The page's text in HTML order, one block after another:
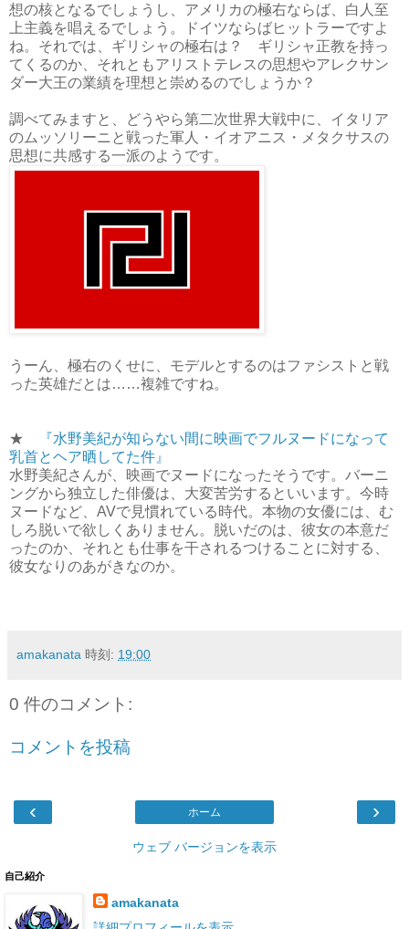
想の核となるでしょうし、アメリカの極右ならば、白人至
上主義を唱えるでしょう。ドイツならばヒットラーですよ
ね。それでは、ギリシャの極右は？ ギリシャ正教を持っ
てくるのか、それともアリストテレスの思想やアレクサン
ダー大王の業績を理想と崇めるのでしょうか？
調べてみますと、どうやら第二次世界大戦中に、イタリア
のムッソリーニと戦った軍人・イオアニス・メタクサスの
思想に共感する一派のようです。
うーん、極右のくせに、モデルとするのはファシストと戦
った英雄だとは……複雑ですね。
★
『水野美紀が知らない間に映画でフルヌードになって
乳首とヘア晒してた件』
水野美紀さんが、映画でヌードになったそうです。バーニ
ングから独立した俳優は、大変苦労するといいます。今時
ヌードなど、AVで見慣れている時代。本物の女優には、む
しろ脱いで欲しくありません。脱いだのは、彼女の本意だ
ったのか、それとも仕事を干されるつけることに対する、
彼女なりのあがきなのか。
amakanata 時刻: 19:00
0 件のコメント:
コメントを投稿
‹ ›
ホーム
ウェブ バージョンを表示
自己紹介
amakanata